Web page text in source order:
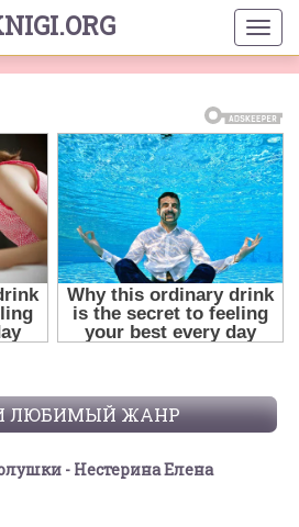
ЛЮБИМЫЙ ЖАНР
- Нестерина Елена